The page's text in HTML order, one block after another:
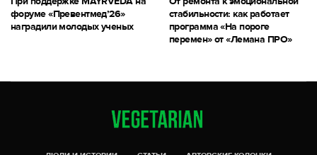
форуме «Превентмед’26»
наградили молодых ученых
стабильности: как работает
программа «На пороге
перемен» от «Лемана ПРО»